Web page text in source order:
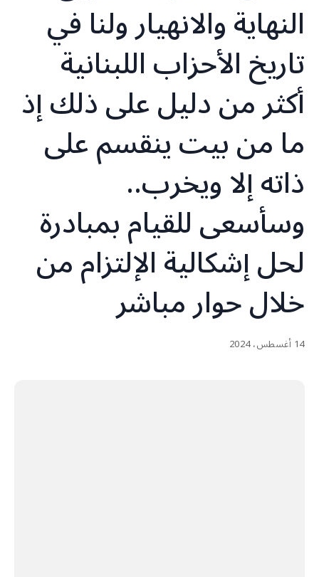
النهاية والانهيار ولنا في
تاريخ الأحزاب اللبنانية
أكثر من دليل على ذلك إذ
ما من بيت ينقسم على
ذاته إلا ويخرب..
وسأسعى للقيام بمبادرة
لحل إشكالية الإلتزام من
خلال حوار مباشر
14 أغسطس، 2024